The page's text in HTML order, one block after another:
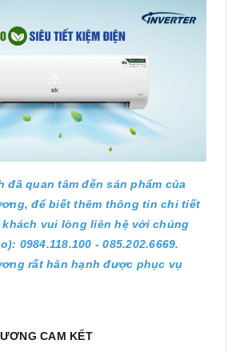
đã quan tâm đến sản phẩm của
để biết thêm thông tin chi tiết
khách vui lòng liên hệ với chúng
0984.118.100 - 085.202.6669.
rất hân hạnh được phục vụ
CAM KẾT